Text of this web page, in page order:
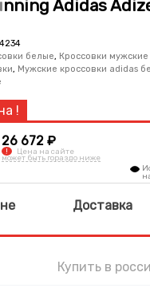
Adidas
белые, Кроссовки мужские
, Мужские кроссовки adidas
26 672 ₽
! Цена на сайте
может быть гораздо ниже
Доставка
Купить в